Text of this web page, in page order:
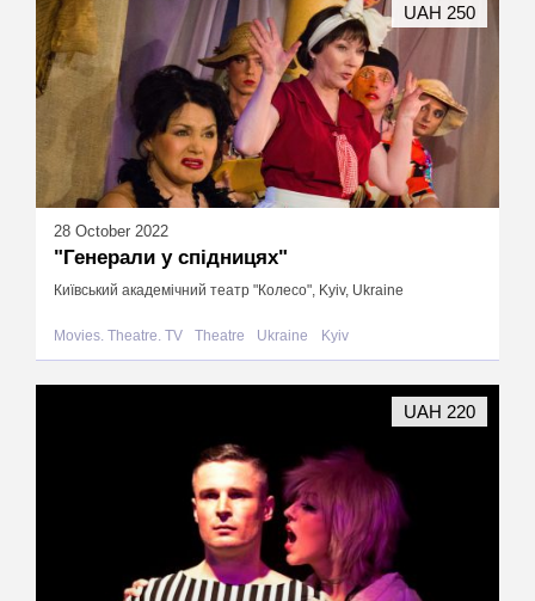
28 October 2022
"Генерали у спідницях"
Київський академічний театр "Колесо", Kyiv, Ukraine
Movies. Theatre. TV Theatre Ukraine Kyiv
UAH 250
UAH 220